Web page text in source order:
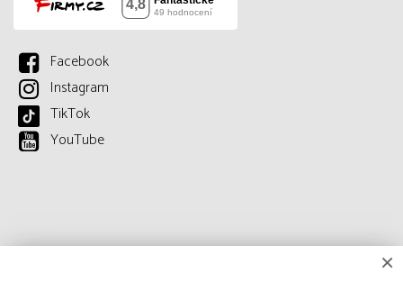
Facebook
Instagram
TikTok
YouTube
×